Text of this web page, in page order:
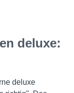
deluxe:
deluxe